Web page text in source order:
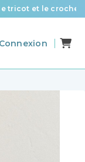
tricot et le crochet
Connexion